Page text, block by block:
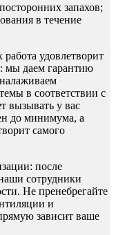
запахов;
в течение
удовлетворит
мы даем гарантию
в соответствии с
вызывать у вас
до минимума, а
самого
после
сотрудники
Не пренебрегайте
и
зависит ваше